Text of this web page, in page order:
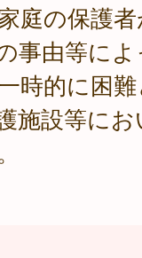
庭の保護
事由等に
時的に困
施設等に